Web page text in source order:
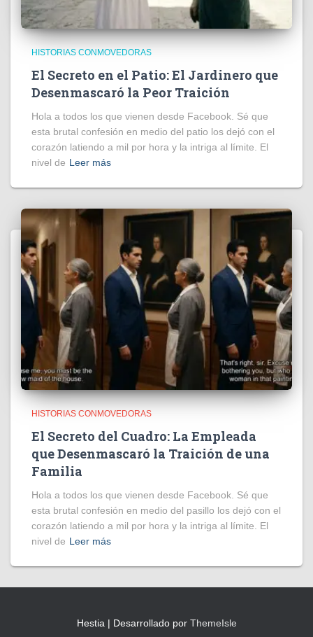
HISTORIAS CONMOVEDORAS
El Secreto en el Patio: El Jardinero que
Desenmascaró la Peor Traición
Hola a todos los que vienen desde Facebook. Sé que
esta brutal confesión en medio del patio los dejó con el
corazón latiendo a mil por hora y la intriga al límite. El
nivel de Leer más
HISTORIAS CONMOVEDORAS
El Secreto del Cuadro: La Empleada
que Desenmascaró la Traición de una
Familia
Hola a todos los que vienen desde Facebook. Sé que
esta brutal confesión en medio del pasillo los dejó con el
corazón latiendo a mil por hora y la intriga al límite. El
nivel de Leer más
Hestia | Desarrollado por ThemeIsle